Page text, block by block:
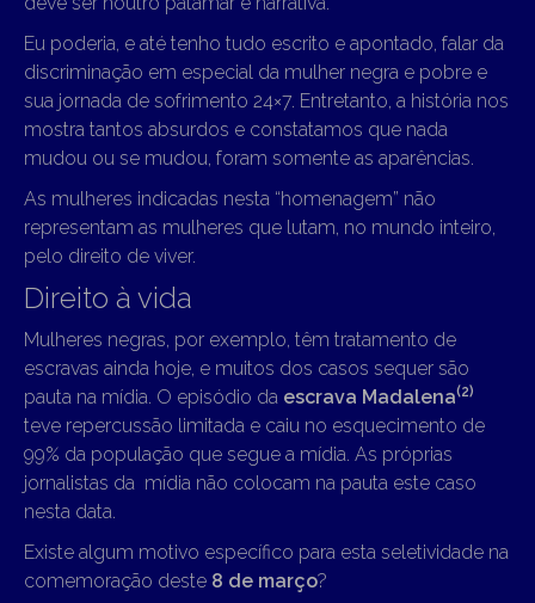
Eu poderia, e até tenho tudo escrito e apontado, falar da
discriminação em especial da mulher negra e pobre e
sua jornada de sofrimento 24×7. Entretanto, a história nos
mostra tantos absurdos e constatamos que nada
mudou ou se mudou, foram somente as aparências.
As mulheres indicadas nesta “homenagem” não
representam as mulheres que lutam, no mundo inteiro,
pelo direito de viver.
Direito à vida
Mulheres negras, por exemplo, têm tratamento de
escravas ainda hoje, e muitos dos casos sequer são
pauta na mídia. O episódio da escrava Madalena(2)
teve repercussão limitada e caiu no esquecimento de
99% da população que segue a mídia. As próprias
jornalistas da mídia não colocam na pauta este caso
nesta data.
Existe algum motivo específico para esta seletividade na
comemoração deste 8 de março?